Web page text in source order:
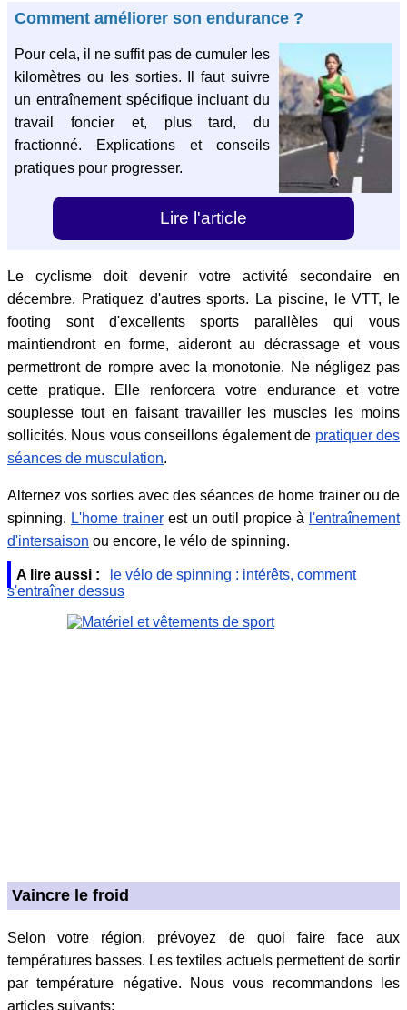
Comment améliorer son endurance ?
Pour cela, il ne suffit pas de cumuler les
kilomètres ou les sorties. Il faut suivre
un entraînement spécifique incluant du
travail foncier et, plus tard, du
fractionné. Explications et conseils
pratiques pour progresser.
Lire l'article
Le cyclisme doit devenir votre activité secondaire en
décembre. Pratiquez d'autres sports. La piscine, le VTT, le
footing sont d'excellents sports parallèles qui vous
maintiendront en forme, aideront au décrassage et vous
permettront de rompre avec la monotonie. Ne négligez pas
cette pratique. Elle renforcera votre endurance et votre
souplesse tout en faisant travailler les muscles les moins
sollicités. Nous vous conseillons également de pratiquer des
séances de musculation.
Alternez vos sorties avec des séances de home trainer ou de
spinning. L'home trainerest un outil propice à l'entraînement
d'intersaison ou encore, le vélo de spinning.
A lire aussi :
le vélo de spinning : intérêts, comment
s'entraîner dessus
Vaincre le froid
Selon votre région, prévoyez de quoi faire face aux
températures basses. Les textiles actuels permettent de sortir
par température négative. Nous vous recommandons les
articles suivants: